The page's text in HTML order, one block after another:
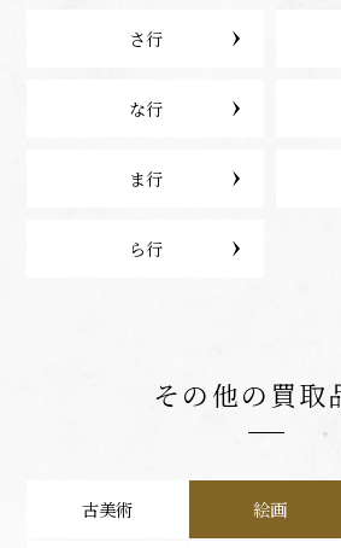
さ行
な行
ま行
ら行
その他の買取
古美術 絵画